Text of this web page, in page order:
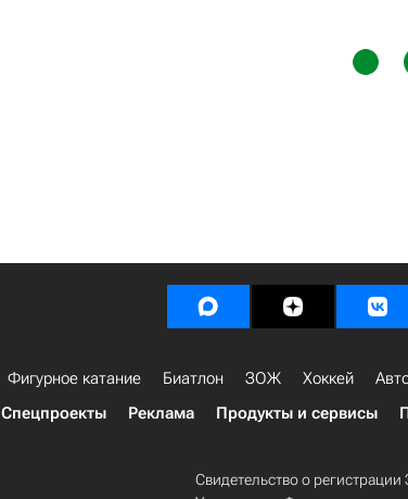
Фигурное катание Биатлон ЗОЖ Хоккей
Спецпроекты
Реклама Продукты и сервисы
Свидетельство о